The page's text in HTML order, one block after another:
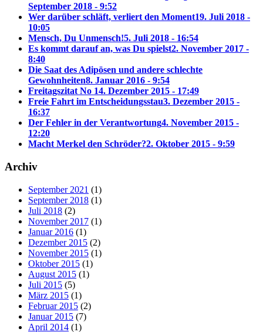
September 2018 - 9:52
Wer darüber schläft, verliert den Moment19. Juli 2018 -
10:05
Mensch, Du Unmensch!5. Juli 2018 - 16:54
Es kommt darauf an, was Du spielst2. November 2017 -
8:40
Die Saat des Adipösen und andere schlechte
Gewohnheiten8. Januar 2016 - 9:54
Freitagszitat No 14. Dezember 2015 - 17:49
Freie Fahrt im Entscheidungsstau3. Dezember 2015 -
16:37
Der Fehler in der Verantwortung4. November 2015 -
12:20
Macht Merkel den Schröder?2. Oktober 2015 - 9:59
Archiv
September 2021 (1)
September 2018 (1)
Juli 2018 (2)
November 2017 (1)
Januar 2016 (1)
Dezember 2015 (2)
November 2015 (1)
Oktober 2015 (1)
August 2015 (1)
Juli 2015 (5)
März 2015 (1)
Februar 2015 (2)
Januar 2015 (7)
April 2014 (1)